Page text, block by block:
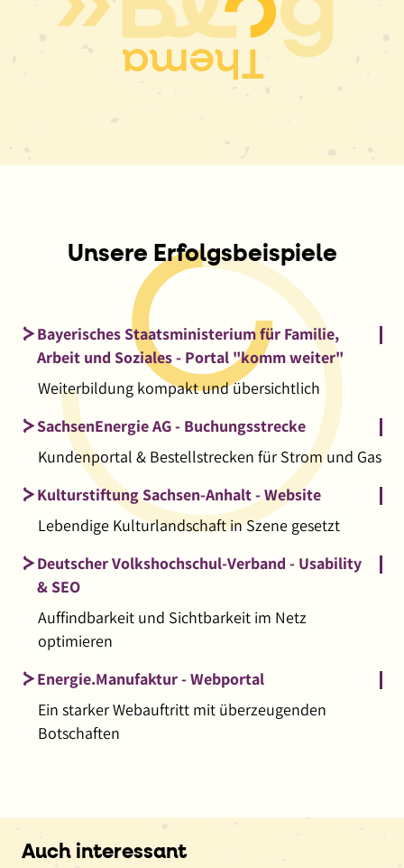
Unsere Erfolgsbeispiele
Bayerisches Staatsministerium für Familie,
Arbeit und Soziales - Portal "komm weiter"
Weiterbildung kompakt und übersichtlich
SachsenEnergie AG - Buchungsstrecke
Kundenportal & Bestellstrecken für Strom und Gas
Kulturstiftung Sachsen-Anhalt - Website
Lebendige Kulturlandschaft in Szene gesetzt
Deutscher Volkshochschul-Verband - Usability
& SEO
Auffindbarkeit und Sichtbarkeit im Netz
optimieren
Energie.Manufaktur - Webportal
Ein starker Webauftritt mit überzeugenden
Botschaften
Auch interessant